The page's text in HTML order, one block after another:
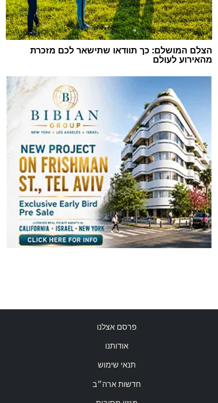
הצלם המושלם: כך תוודאו שתישאר לכם מזכרת
מהאירוע לעולם
פרסם אצלנו
אודותנו
תנאי שימוש
חדשות ארה״ב